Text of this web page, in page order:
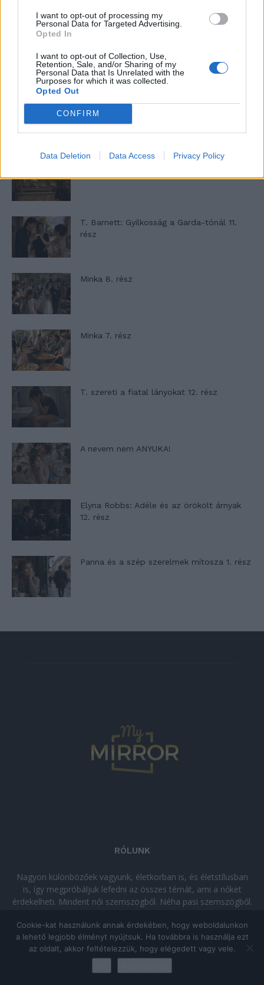
I want to opt-out of processing my
Personal Data for Targeted Advertising.
Opted In
I want to opt-out of Collection, Use,
Retention, Sale, and/or Sharing of my
Personal Data that Is Unrelated with the
Purposes for which it was collected.
Opted Out
CONFIRM
Data Deletion Data Access Privacy Policy
A családok, akik soha nem hagyták abba
várakozást – Ha egy...
Panna és a szép szerelmek mítosza 2.
T. Barnett: Gyilkosság a Garda-tónál 11.
rész
Minka 8. rész
Minka 7. rész
T. szereti a fiatal lányokat 12. rész
A nevem nem ANYUKA!
Elyna Robbs: Adéle és az örökölt árnyak
12. rész
Panna és a szép szerelmek mítosza 1. rész
RÓLUNK
Nagyon különbözőek vagyunk, életkorban is, és életstílusban
is, így megpróbáljuk lefedni az összes témát, ami a nőket
érdekelheti. Mindent női szemszögből. Néha pasi szemszögből.
kikapcsolódásra vágysz!
© Copyright 2026 - mymirror.huADATKEZELÉSI TÁJÉKOZTATÓ
Impresszum
Cookie-kat használunk annak érdekében, hogy weboldalunkon
a lehető legjobb élményt nyújtsuk. Ha továbbra is használja ezt
az oldalt, akkor feltételezzük, hogy elégedett vagy vele.